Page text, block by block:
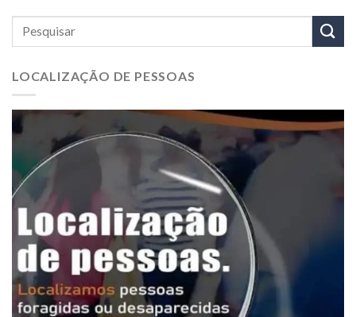
LOCALIZAÇÃO DE PESSOAS